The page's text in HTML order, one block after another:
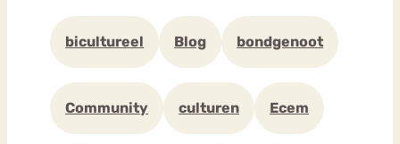
bicultureel Blog bondgenoot
Community culturen Ecem